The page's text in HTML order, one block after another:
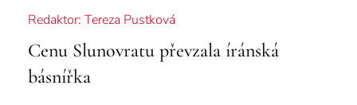
Redaktor: Tereza Pustková
Cenu Slunovratu převzala íránská
básnířka